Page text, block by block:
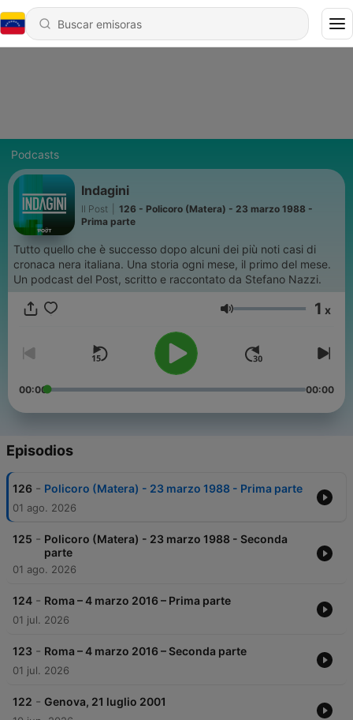
Podcasts
Indagini
Il Post
126 - Policoro (Matera) - 23 marzo 1988 -
Prima parte
Tutto quello che è successo dopo alcuni dei più noti casi di
cronaca nera italiana. Una storia ogni mese, il primo del mese.
Un podcast del Post, scritto e raccontato da Stefano Nazzi.
Volumen 1 x
00:00 00:00
Episodios
126 - Policoro (Matera) - 23 marzo 1988 - Prima parte
01 ago. 2026
125 - Policoro (Matera) - 23 marzo 1988 - Seconda
parte
01 ago. 2026
124 - Roma – 4 marzo 2016 – Prima parte
01 jul. 2026
123 - Roma – 4 marzo 2016 – Seconda parte
01 jul. 2026
122 - Genova, 21 luglio 2001